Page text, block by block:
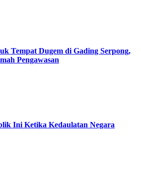
Tempat Dugem di Gading Serpong,
Pengawasan
Ini Ketika Kedaulatan Negara